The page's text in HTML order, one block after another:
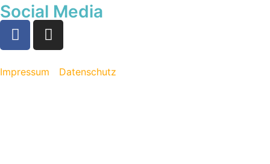
Social Media
Impressum Datenschutz